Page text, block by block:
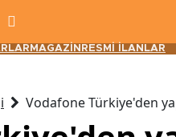
MAGAZİN RESMİ İLANLAR
Vodafone Türkiye'den